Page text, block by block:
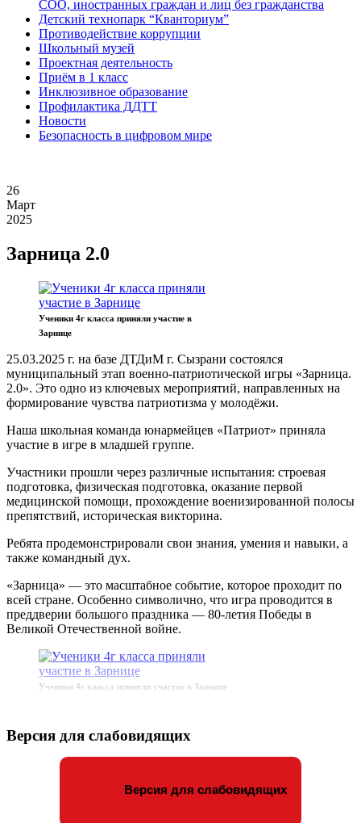
СОО, иностранных граждан и лиц без гражданства
Детский технопарк “Кванториум”
Противодействие коррупции
Школьный музей
Проектная деятельность
Приём в 1 класс
Инклюзивное образование
Профилактика ДДТТ
Новости
Безопасность в цифровом мире
26
Март
2025
Зарница 2.0
Ученики 4г класса приняли участие в
Зарнице
25.03.2025 г. на базе ДТДиМ г. Сызрани состоялся
муниципальный этап военно-патриотической игры «Зарница.
2.0». Это одно из ключевых мероприятий, направленных на
формирование чувства патриотизма у молодёжи.
Наша школьная команда юнармейцев «Патриот» приняла
участие в игре в младшей группе.
Участники прошли через различные испытания: строевая
подготовка, физическая подготовка, оказание первой
медицинской помощи, прохождение военизированной полосы
препятствий, историческая викторина.
Ребята продемонстрировали свои знания, умения и навыки, а
также командный дух.
«Зарница» — это масштабное событие, которое проходит по
всей стране. Особенно символично, что игра проводится в
преддверии большого праздника — 80-летия Победы в
Великой Отечественной войне.
Ученики 4г класса приняли участие в Зарнице
Ученики 4 Г класса приняли участие в Зарнице
Версия для слабовидящих
Версия для слабовидящих